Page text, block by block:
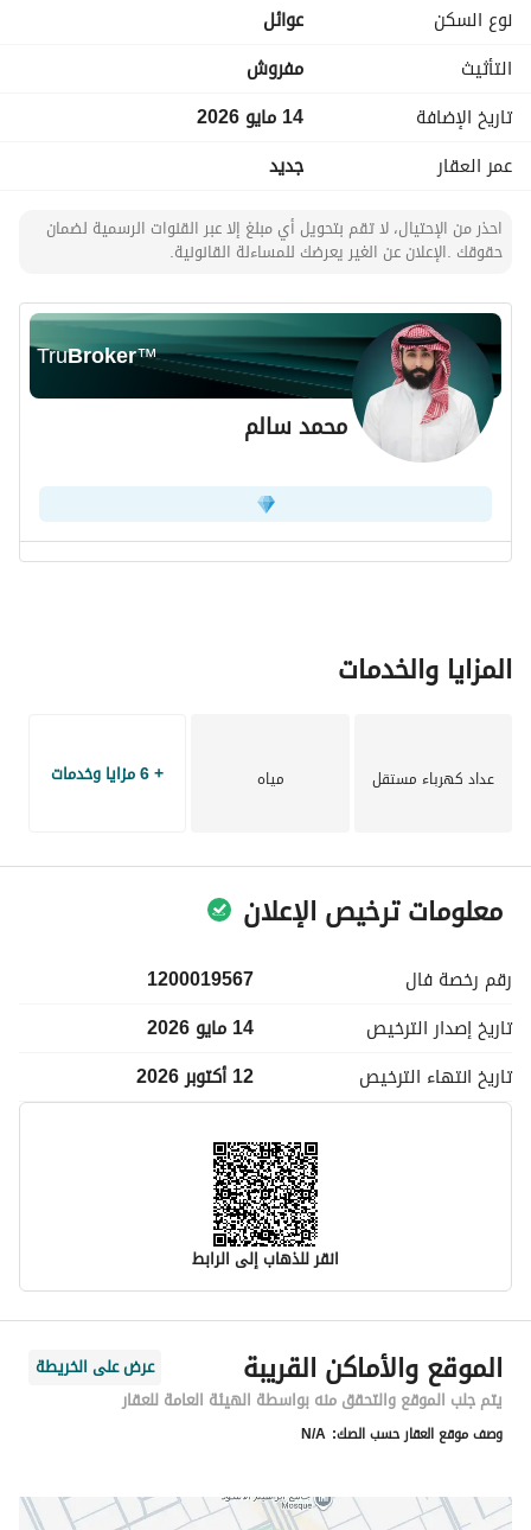
نوع السكن
عوائل
التأثيث
مفروش
تاريخ الإضافة
14 مايو 2026
عمر العقار
جديد
احذر من الإحتيال، لا تقم بتحويل أي مبلغ إلا عبر القنوات الرسمية لضمان
حقوقك .الإعلان عن الغير يعرضك للمساءلة القانونية.
TruBroker™
محمد سالم
المزايا والخدمات
عداد كهرباء مستقل مياه + 6 مزايا وخدمات
معلومات ترخيص الإعلان
رقم رخصة فال
1200019567
تاريخ إصدار الترخيص
14 مايو 2026
تاريخ انتهاء الترخيص 12 أكتوبر 2026
انقر للذهاب إلى الرابط
معلومات مسؤول الإعلان
اسم المسؤول
موسى محمد لاحق الحساني
رقم المسؤول
0597834173
الموقع
الموقع والأماكن القريبة
عرض على الخريطة
يتم جلب الموقع والتحقق منه بواسطة الهيئة العامة للعقار
وصف موقع العقار حسب الصك: N/A